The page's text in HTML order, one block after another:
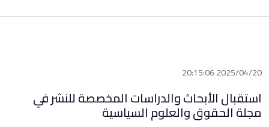
2025/04/20 20:15:06
استقبال الأبحاث والدراسات المخصصة للنشر في
مجلة الحقوق والعلوم السياسية